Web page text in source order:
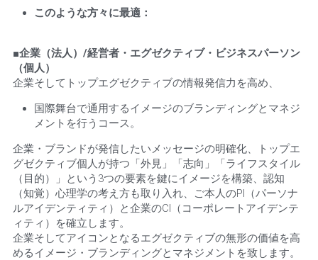
このような方々に最適：
■企業（法人）/経営者・エグゼクティブ・ビジネスパーソン
（個人）
企業そしてトップエグゼクティブの情報発信力を高め、
国際舞台で通用するイメージのブランディングとマネジ
メントを行うコース。
企業・ブランドが発信したいメッセージの明確化、トップエ
グゼクティブ個人が持つ「外見」「志向」「ライフスタイル
（目的）」という3つの要素を鍵にイメージを構築、認知
（知覚）心理学の考え方も取り入れ、ご本人のPI（パーソナ
ルアイデンティティ）と企業のCI（コーポレートアイデンテ
ィティ）を確立します。
企業そしてアイコンとなるエグゼクティブの無形の価値を高
めるイメージ・ブランディングとマネジメントを致します。